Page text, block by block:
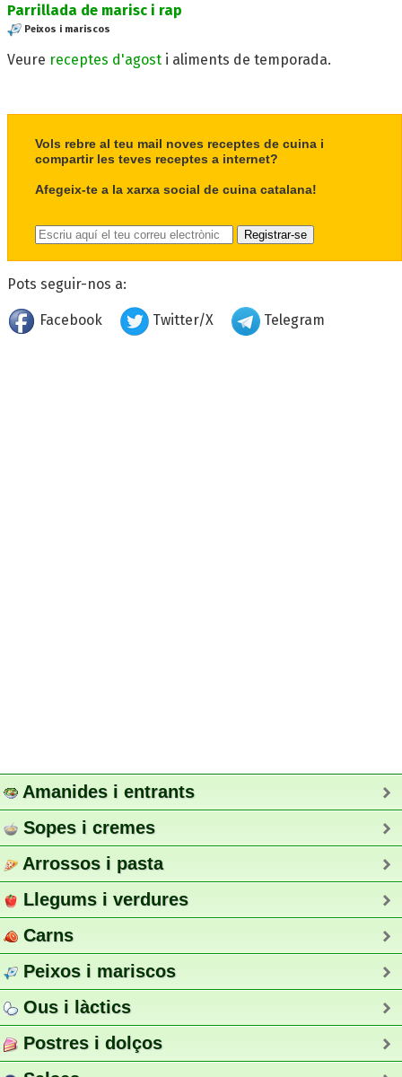
Parrillada de marisc i rap
Peixos i mariscos
Veure receptes d'agost i aliments de temporada.
Vols rebre al teu mail noves receptes de cuina i
compartir les teves receptes a internet?
Afegeix-te a la xarxa social de cuina catalana!
Pots seguir-nos a:
Facebook Twitter/X Telegram
Amanides i entrants
Sopes i cremes
Arrossos i pasta
Llegums i verdures
Carns
Peixos i mariscos
Ous i làctics
Postres i dolços